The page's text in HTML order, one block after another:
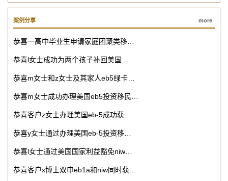
案例分享 more
恭喜一高中毕业生申请家庭团聚类移…
恭喜l女士成功为两个孩子补回美国…
恭喜m女士和z女士及其家人eb5绿卡…
恭喜m女士成功办理美国eb5投资移民…
恭喜客户z女士办理美国eb-5成功获…
恭喜y女士通过办理美国eb-5投资移…
恭喜l女士通过美国国家利益豁免niw…
恭喜客户x博士双申eb1a和niw同时获…